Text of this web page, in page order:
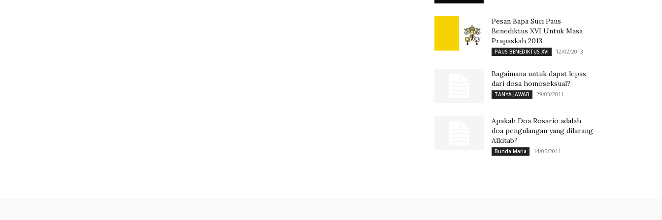
Pesan Bapa Suci Paus
Benediktus XVI Untuk Masa
Prapaskah 2013
PAUS BENEDIKTUS XVI 12/02/2013
Bagaimana untuk dapat lepas
dari dosa homoseksual?
TANYA JAWAB 29/03/2011
Apakah Doa Rosario adalah
doa pengulangan yang dilarang
Alkitab?
Bunda Maria 14/05/2011